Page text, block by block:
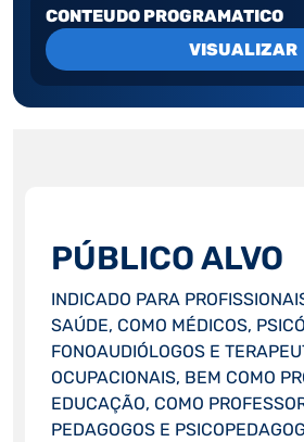
CONTEUDO PROGRAMATICO
VISUALIZAR
PÚBLICO ALVO
INDICADO PARA
SAÚDE, COMO MÉDICOS,
FONOAUDIÓLOGOS E
OCUPACIONAIS, BEM COMO
EDUCAÇÃO, COMO
PEDAGOGOS E